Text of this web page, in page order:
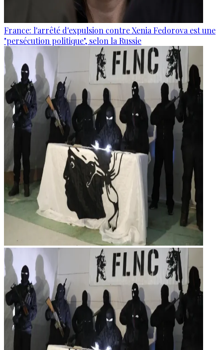
France: l'arrêté d'expulsion contre Xenia Fedorova est une
"persécution politique", selon la Russie